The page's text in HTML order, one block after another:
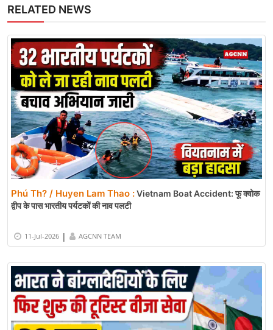
RELATED NEWS
Phú Th? / Huyen Lam Thao :Vietnam Boat Accident: फू क्वोक
द्वीप के पास भारतीय पर्यटकों की नाव पलटी
11-Jul-2026 | AGCNN TEAM